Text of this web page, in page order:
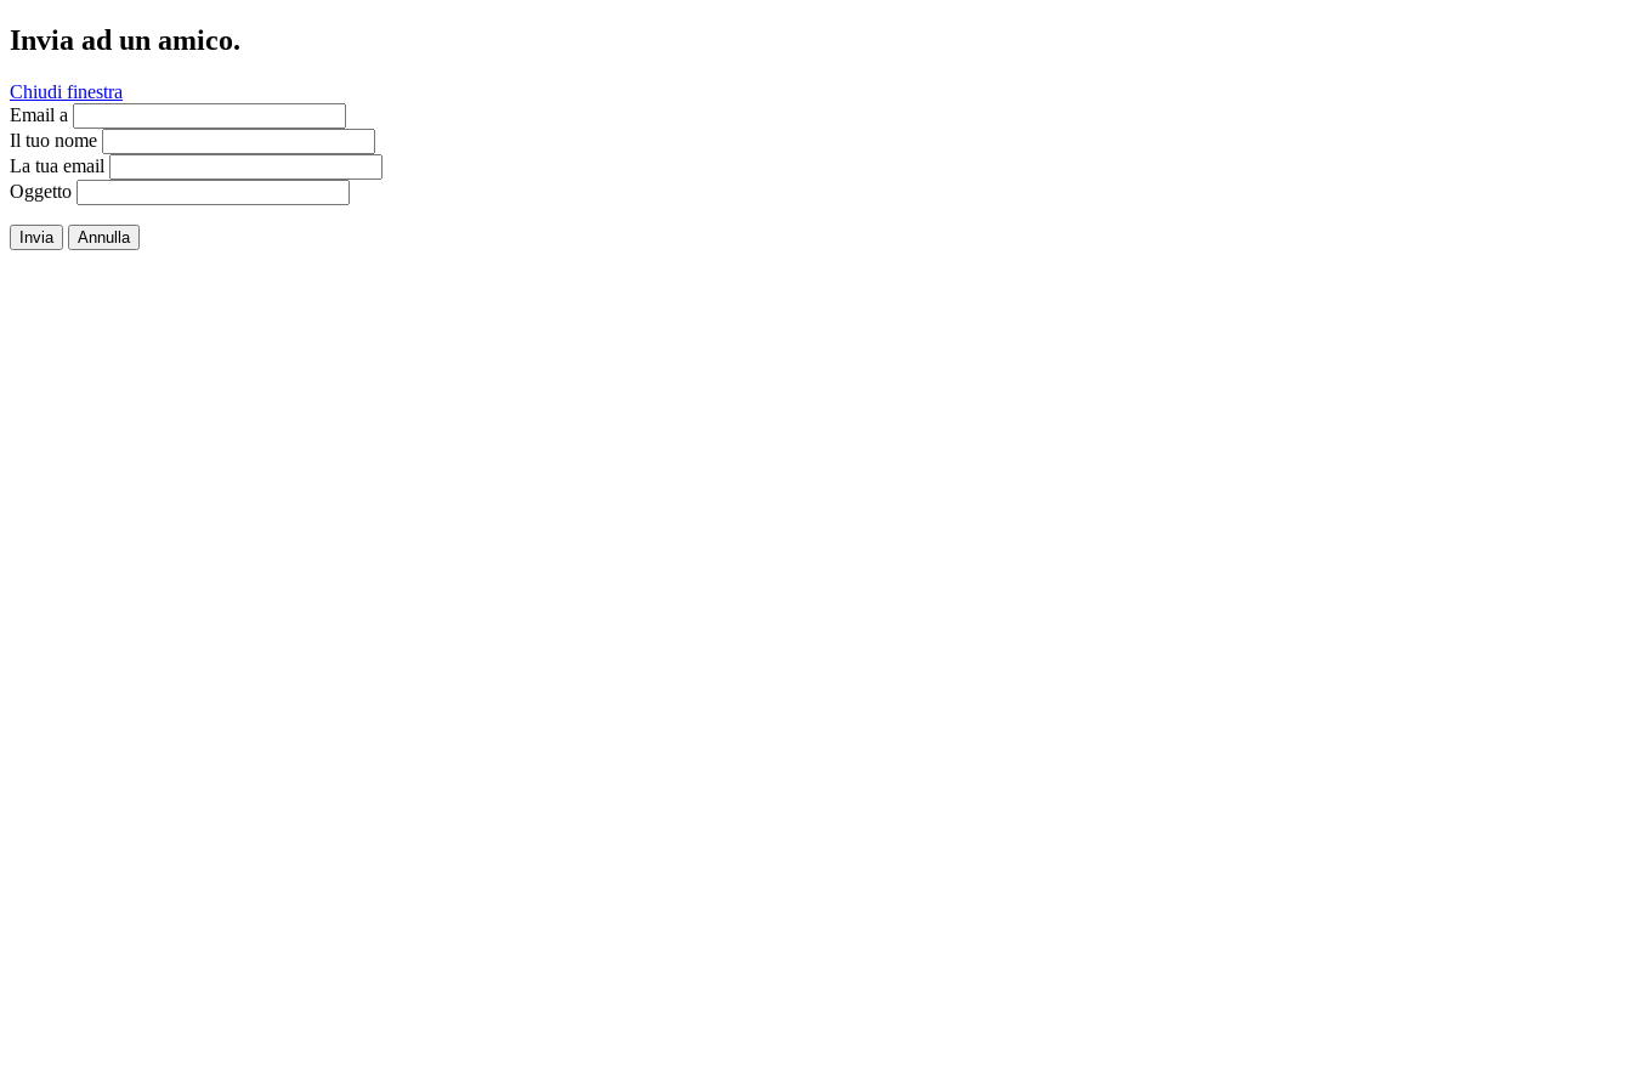
Invia ad un amico.
Chiudi finestra
Email a
Il tuo nome
La tua email
Oggetto
Invia Annulla